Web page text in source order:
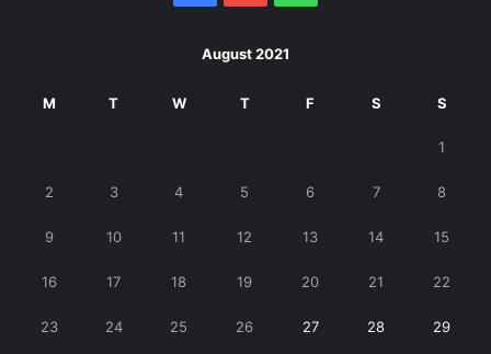
August 2021
M T W T F S S
1
2 3 4 5 6 7 8
9 10 11 12 13 14 15
16 17 18 19 20 21 22
23 24 25 26 27 28 29